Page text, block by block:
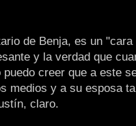
de Benja, es un
y la verdad que
puedo creer que a este
medios y a su esposa
claro.